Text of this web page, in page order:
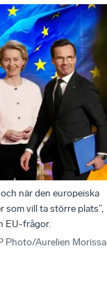
när den europeiska
vill ta större plats”,
EU-frågor.
Photo/Aurelien